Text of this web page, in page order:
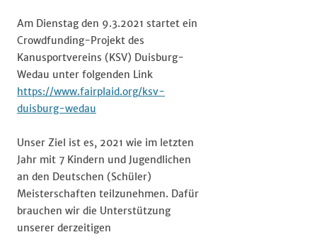
Am Dienstag den 9.3.2021 startet ein
Crowdfunding-Projekt des
Kanusportvereins (KSV) Duisburg-
Wedau unter folgenden Link
https://www.fairplaid.org/ksv-
duisburg-wedau
Unser Ziel ist es, 2021 wie im letzten
Jahr mit 7 Kindern und Jugendlichen
an den Deutschen (Schüler)
Meisterschaften teilzunehmen. Dafür
brauchen wir die Unterstützung
unserer derzeitigen